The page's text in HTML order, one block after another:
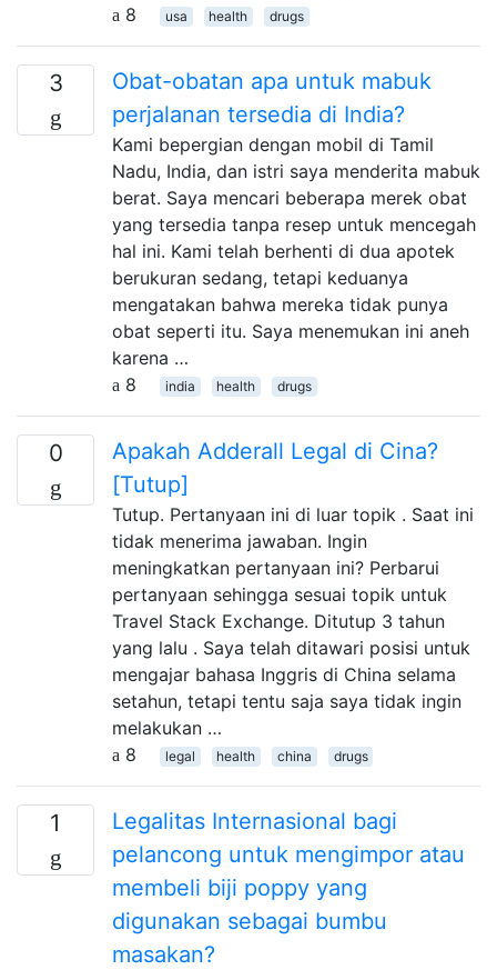
8
usa health drugs
3
Obat-obatan apa untuk mabuk
perjalanan tersedia di India?
Kami bepergian dengan mobil di Tamil
Nadu, India, dan istri saya menderita mabuk
berat. Saya mencari beberapa merek obat
yang tersedia tanpa resep untuk mencegah
hal ini. Kami telah berhenti di dua apotek
berukuran sedang, tetapi keduanya
mengatakan bahwa mereka tidak punya
obat seperti itu. Saya menemukan ini aneh
karena …
8
india health drugs
0
Apakah Adderall Legal di Cina?
[Tutup]
Tutup. Pertanyaan ini di luar topik . Saat ini
tidak menerima jawaban. Ingin
meningkatkan pertanyaan ini? Perbarui
pertanyaan sehingga sesuai topik untuk
Travel Stack Exchange. Ditutup 3 tahun
yang lalu . Saya telah ditawari posisi untuk
mengajar bahasa Inggris di China selama
setahun, tetapi tentu saja saya tidak ingin
melakukan …
8
legal health china drugs
1
Legalitas Internasional bagi
pelancong untuk mengimpor atau
membeli biji poppy yang
digunakan sebagai bumbu
masakan?